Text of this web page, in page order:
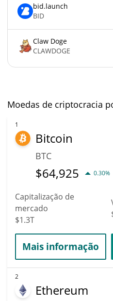
bid.launch
BID
Claw Doge
CLAWDOGE
Moedas de criptocracia
1
Bitcoin
BTC
$64,925 0.30%
Capitalização de
mercado
$1.3T
Mais informação
2
Ethereum